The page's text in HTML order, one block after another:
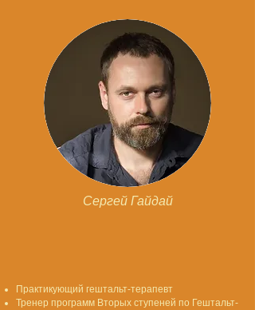
Сергей Гайдай
Практикующий гештальт-терапевт
Тренер программ Вторых ступеней по Гештальт-